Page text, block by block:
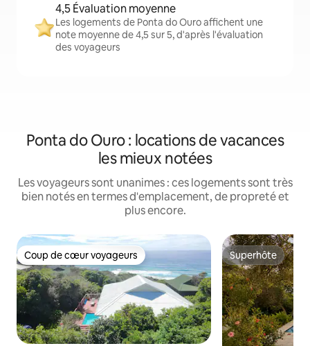
4,5 Évaluation moyenne
Les logements de Ponta do Ouro affichent une
note moyenne de 4,5 sur 5, d'après l'évaluation
des voyageurs
Ponta do Ouro : locations de vacances
les mieux notées
Les voyageurs sont unanimes : ces logements sont très
bien notés en termes d'emplacement, de propreté et
plus encore.
Coup de cœur voyageurs
Coup de cœur voyageurs Superhôte
Superhôte